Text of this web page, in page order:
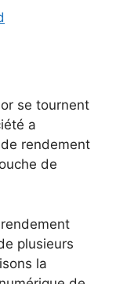
se tournent
a
rendement
de
plusieurs
la